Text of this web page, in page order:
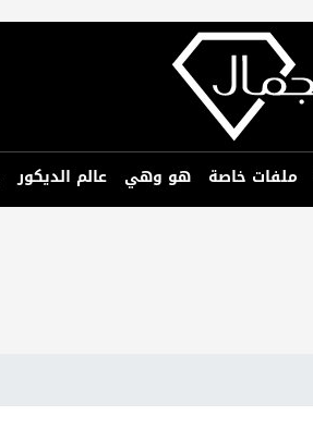
ملفات خاصة هو وهي عالم الديكور